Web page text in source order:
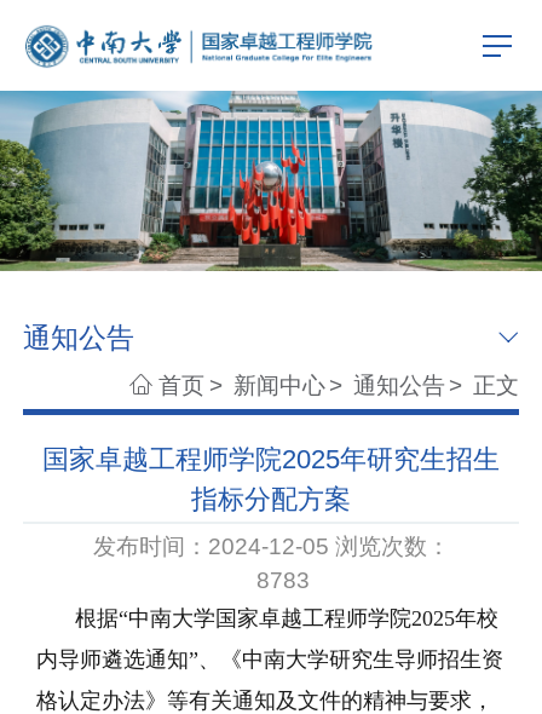
通知公告
首页 > 新闻中心 > 通知公告 > 正文
国家卓越工程师学院2025年研究生招生
指标分配方案
发布时间：2024-12-05 浏览次数：
8783
根据“中南大学国家卓越工程师学院2025年校
内导师遴选通知”、《中南大学研究生导师招生资
格认定办法》等有关通知及文件的精神与要求，